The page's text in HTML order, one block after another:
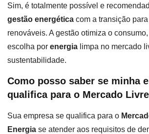
Sim, é totalmente possível e
gestão energética com a transição
renováveis. A gestão otimiza o
escolha por energia limpa no mercado
sustentabilidade.
Como posso saber se minha
qualifica para o Mercado
Sua empresa se qualifica para o
Energia se atender aos requisitos de